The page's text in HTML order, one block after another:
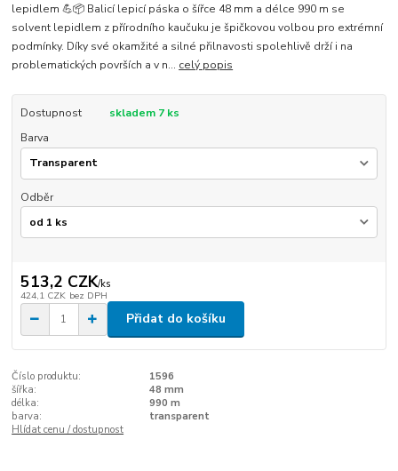
lepidlem 💪📦 Balicí lepicí páska o šířce 48 mm a délce 990 m se
solvent lepidlem z přírodního kaučuku je špičkovou volbou pro extrémní
podmínky. Díky své okamžité a silné přilnavosti spolehlivě drží i na
problematických površích a v n... celý popis
Dostupnost
skladem 7 ks
Barva
Odběr
513,2 CZK/ks
424,1 CZK bez DPH
Přidat do košíku
Číslo produktu:
1596
šířka:
48 mm
délka:
990 m
barva:
transparent
Hlídat cenu / dostupnost